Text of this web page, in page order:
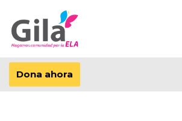
Saltar
al
contenido
Dona ahora